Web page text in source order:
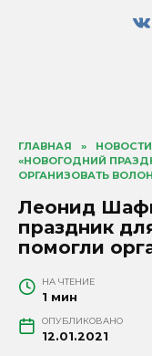
ГЛАВНАЯ »
«НОВОГОДНИЙ
ОРГАНИЗОВАТЬ
Леонид
праздник
помогли
НА ЧТЕНИЕ
1 мин
ОПУБЛИКОВАНО
12.01.2021